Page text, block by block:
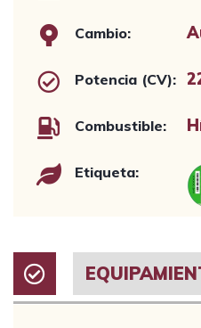
Cambio:
Potencia (CV):
Combustible:
Etiqueta: